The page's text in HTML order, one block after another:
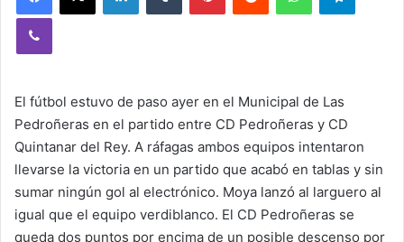
El fútbol estuvo de paso ayer en el Municipal de Las
Pedroñeras en el partido entre CD Pedroñeras y CD
Quintanar del Rey. A ráfagas ambos equipos intentaron
llevarse la victoria en un partido que acabó en tablas y sin
sumar ningún gol al electrónico. Moya lanzó al larguero al
igual que el equipo verdiblanco. El CD Pedroñeras se
queda dos puntos por encima de un posible descenso por